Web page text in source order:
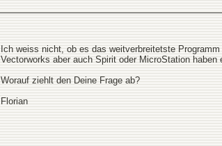
Ich weiss nicht, ob es das weitverbreitetste
Vectorworks aber auch Spirit oder MicroStation haben
Worauf ziehlt den Deine Frage ab?
Florian